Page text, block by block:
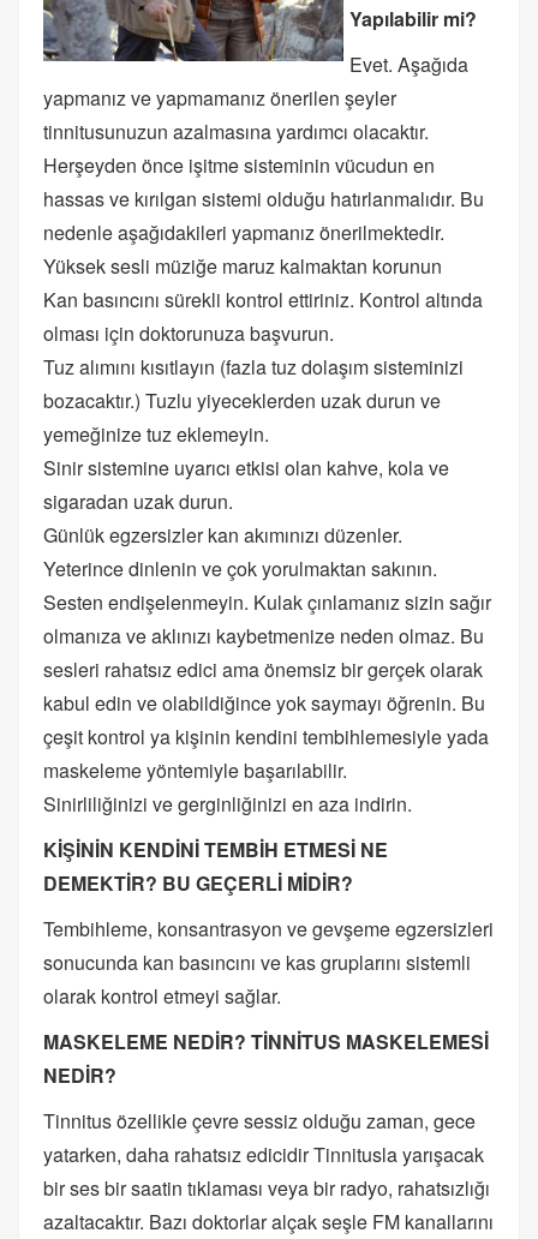
Yapılabilir mi?
Evet. Aşağıda
yapmanız ve yapmamanız önerilen şeyler
tinnitusunuzun azalmasına yardımcı olacaktır.
Herşeyden önce işitme sisteminin vücudun en
hassas ve kırılgan sistemi olduğu hatırlanmalıdır. Bu
nedenle aşağıdakileri yapmanız önerilmektedir.
Yüksek sesli müziğe maruz kalmaktan korunun
Kan basıncını sürekli kontrol ettiriniz. Kontrol altında
olması için doktorunuza başvurun.
Tuz alımını kısıtlayın (fazla tuz dolaşım sisteminizi
bozacaktır.) Tuzlu yiyeceklerden uzak durun ve
yemeğinize tuz eklemeyin.
Sinir sistemine uyarıcı etkisi olan kahve, kola ve
sigaradan uzak durun.
Günlük egzersizler kan akımınızı düzenler.
Yeterince dinlenin ve çok yorulmaktan sakının.
Sesten endişelenmeyin. Kulak çınlamanız sizin sağır
olmanıza ve aklınızı kaybetmenize neden olmaz. Bu
sesleri rahatsız edici ama önemsiz bir gerçek olarak
kabul edin ve olabildiğince yok saymayı öğrenin. Bu
çeşit kontrol ya kişinin kendini tembihlemesiyle yada
maskeleme yöntemiyle başarılabilir.
Sinirliliğinizi ve gerginliğinizi en aza indirin.
KİŞİNİN KENDİNİ TEMBİH ETMESİ NE
DEMEKTİR? BU GEÇERLİ MİDİR?
Tembihleme, konsantrasyon ve gevşeme egzersizleri
sonucunda kan basıncını ve kas gruplarını sistemli
olarak kontrol etmeyi sağlar.
MASKELEME NEDİR? TİNNİTUS MASKELEMESİ
NEDİR?
Tinnitus özellikle çevre sessiz olduğu zaman, gece
yatarken, daha rahatsız edicidir Tinnitusla yarışacak
bir ses bir saatin tıklaması veya bir radyo, rahatsızlığı
azaltacaktır. Bazı doktorlar alçak seşle FM kanallarını